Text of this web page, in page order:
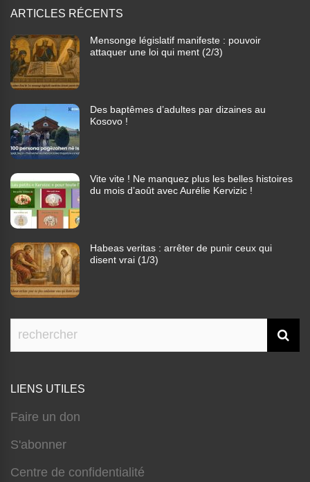
ARTICLES RÉCENTS
Mensonge législatif manifeste : pouvoir
attaquer une loi qui ment (2/3)
Des baptêmes d’adultes par dizaines au
Kosovo !
Vite vite ! Ne manquez plus les belles histoires
du mois d’août avec Aurélie Kervizic !
Habeas veritas : arrêter de punir ceux qui
disent vrai (1/3)
LIENS UTILES
Faire un don
S'abonner
Centre de confidentialité